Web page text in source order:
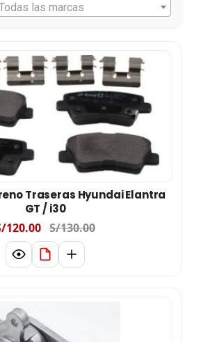
las marcas
Traseras Hyundai Elantra
GT / i30
120.00 S/130.00